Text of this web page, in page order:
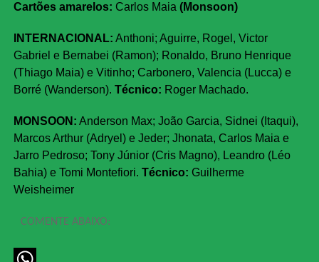
Cartões amarelos: Carlos Maia (Monsoon)
INTERNACIONAL: Anthoni; Aguirre, Rogel, Victor
Gabriel e Bernabei (Ramon); Ronaldo, Bruno Henrique
(Thiago Maia) e Vitinho; Carbonero, Valencia (Lucca) e
Borré (Wanderson). Técnico: Roger Machado.
MONSOON: Anderson Max; João Garcia, Sidnei (Itaqui),
Marcos Arthur (Adryel) e Jeder; Jhonata, Carlos Maia e
Jarro Pedroso; Tony Júnior (Cris Magno), Leandro (Léo
Bahia) e Tomi Montefiori. Técnico: Guilherme
Weisheimer
COMENTE ABAIXO: